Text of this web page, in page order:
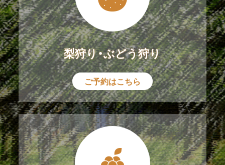
梨狩り・ぶどう狩り
ご予約はこちら